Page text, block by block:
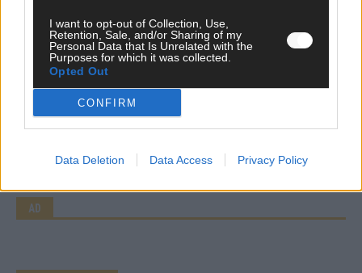
I want to opt-out of Collection, Use,
Retention, Sale, and/or Sharing of my
Personal Data that Is Unrelated with the
Purposes for which it was collected.
Opted Out
CONFIRM
Data Deletion Data Access Privacy Policy
KOMMENTAR
Wer zahlt, steht im Finale – ist das beim ESC wirklich fair?
Mai 2026
Eurovision Song Contest 2026: Das erste Halbfinale – der
Mai 2026
AD